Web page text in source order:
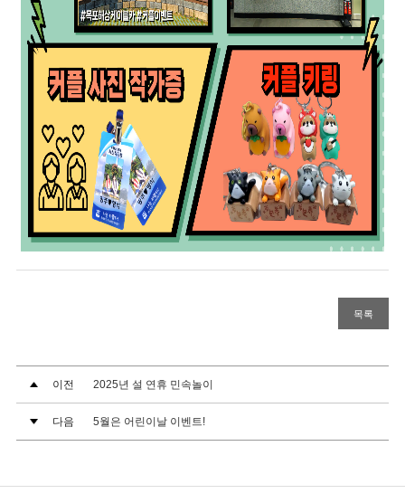
목록
이전 2025년 설 연휴 민속놀이
다음 5월은 어린이날 이벤트!